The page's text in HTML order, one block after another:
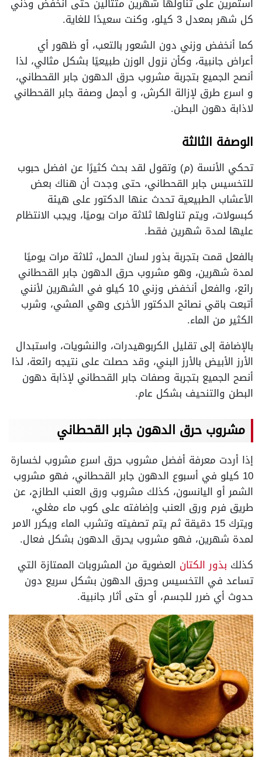
كل شهر بمعدل 3 كيلو، وكنت سعيدًا للغاية.
كما أنخفض وزني دون الشعور بالتعب، أو ظهور أي
أعراض جانبية، وكأن نزول الوزن طبيعيًا بشكل مثالي، لذا
أنصح الجميع بتجربة مشروب حرق الدهون جابر القحطاني،
و اسرع طرق لإزالة الكرش، و أجمل وصفة جابر القحطاني
لاذابة دهون البطن.
الوصفة الثالثة
تحكي الأنسة (م) وتقول لقد بحث كثيرًا عن افضل حبوب
للتخسيس جابر القحطاني، حتى وجدت أن هناك بعض
الأعشاب الطبيعية تحدث عنها الدكتور على هيئة
كبسولات، ويتم تناولها ثلاثة مرات يوميًا، ويجب الانتظام
عليها لمدة شهرين فقط.
بالفعل قمت بتجربة بذور لسان الحمل، ثلاثة مرات يوميًا
لمدة شهرين، وهو مشروب حرق الدهون جابر القحطاني
رائع، والفعل أنخفض وزني 10 كيلو في الشهرين لأنني
أتبعت باقي نصائح الدكتور الأخرى وهي المشي، وشرب
الكثير من الماء.
بالإضافة إلى تقليل الكربوهيدرات، والنشويات، واستبدال
الأرز الأبيض بالأرز البني، وقد حصلت على نتيجه رائعة، لذا
أنصح الجميع بتجربة وصفات جابر القحطاني لإذابة دهون
البطن والتنحيف بشكل عام.
مشروب حرق الدهون جابر القحطاني
إذا أردت معرفة أفضل مشروب حرق اسرع مشروب لخسارة
10 كيلو في أسبوع الدهون جابر القحطاني، فهو مشروب
الشمر أو اليانسون، كذلك مشروب ورق العنب الطازج، عن
طريق فرم ورق العنب وإضافته على كوب ماء مغلي،
ويترك 15 دقيقة ثم يتم تصفيته وتشرب الماء ويكرر الامر
لمدة شهرين، فهو مشروب يحرق الدهون بشكل فعال.
كذلك بذور الكتان العضوية من المشروبات الممتازة التي
تساعد في التخسيس وحرق الدهون بشكل سريع دون
حدوث أي ضرر للجسم، أو حتى أثار جانبية.